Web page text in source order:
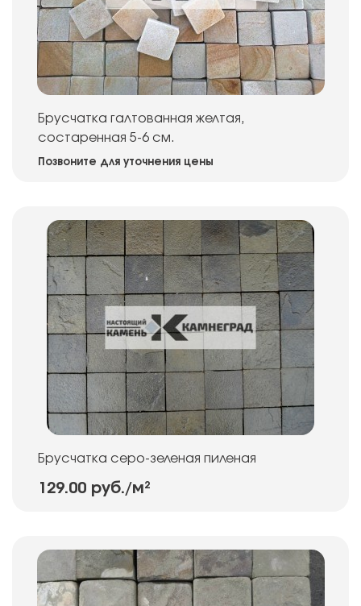
Брусчатка галтованная желтая,
состаренная 5-6 см.
Позвоните для уточнения цены
Брусчатка серо-зеленая пиленая
129.00 руб./м²